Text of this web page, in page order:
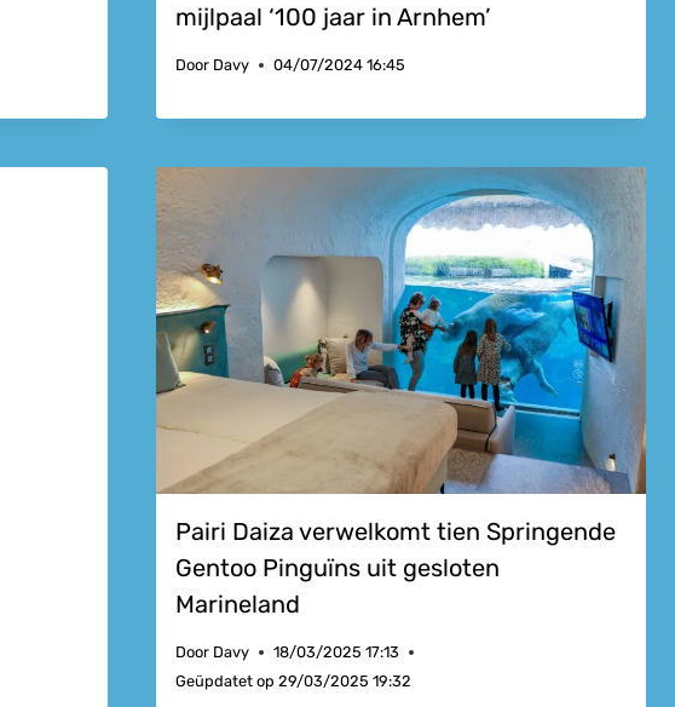
mijlpaal ‘100 jaar in Arnhem’
Door Davy 04/07/2024 16:45
Pairi Daiza verwelkomt tien Springende
Gentoo Pinguïns uit gesloten
Marineland
Door Davy
18/03/2025 17:13
Geüpdatet op 29/03/2025 19:32